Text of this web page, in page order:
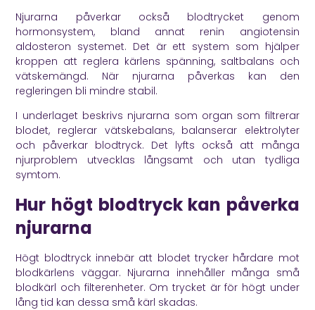
Njurarna påverkar också blodtrycket genom
hormonsystem, bland annat renin angiotensin
aldosteron systemet. Det är ett system som hjälper
kroppen att reglera kärlens spänning, saltbalans och
vätskemängd. När njurarna påverkas kan den
regleringen bli mindre stabil.
I underlaget beskrivs njurarna som organ som filtrerar
blodet, reglerar vätskebalans, balanserar elektrolyter
och påverkar blodtryck. Det lyfts också att många
njurproblem utvecklas långsamt och utan tydliga
symtom.
Hur högt blodtryck kan påverka
njurarna
Högt blodtryck innebär att blodet trycker hårdare mot
blodkärlens väggar. Njurarna innehåller många små
blodkärl och filterenheter. Om trycket är för högt under
lång tid kan dessa små kärl skadas.